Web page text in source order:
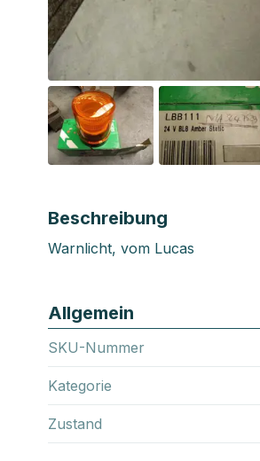
Beschreibung
Warnlicht, vom Lucas
Allgemein
SKU-Nummer
Kategorie
Zustand